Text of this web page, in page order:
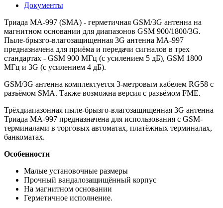
Документы
Триада МА-997 (SMA) - герметичная GSM/3G антенна на
магнитном основании для диапазонов GSM 900/1800/3G.
Пыле-брызго-влагозащищенная 3G антенна MA-997
предназначена для приёма и передачи сигналов в трех
стандартах - GSM 900 МГц (с усилением 5 дБ), GSM 1800
МГц и 3G (с усилением 4 дБ).
GSM/3G антенна комплектуется 3-метровым кабелем RG58 с
разъёмом SMA. Также возможна версия с разъёмом FME.
Трёхдиапазонная пыле-брызго-влагозащищенная 3G антенна
Триада MA-997 предназначена для использования с GSM-
терминалами в торговых автоматах, платёжных терминалах,
банкоматах.
Особенности
Малые установочные размеры
Прочный вандалозащищённый корпус
На магнитном основании
Герметичное исполнение.